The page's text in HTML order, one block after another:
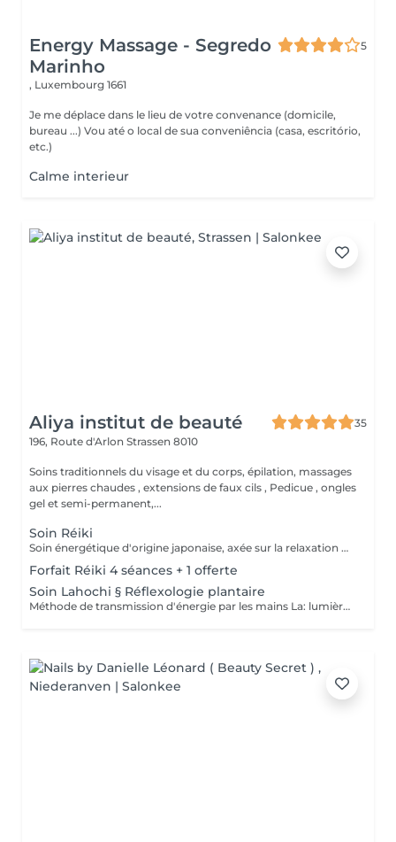
Energy Massage - Segredo
Marinho
5
, Luxembourg 1661
Je me déplace dans le lieu de votre convenance (domicile,
bureau ...) Vou até o local de sua conveniência (casa, escritório,
etc.)
Calme interieur
Aliya institut de beauté
35
196, Route d'Arlon Strassen 8010
Soins traditionnels du visage et du corps, épilation, massages
aux pierres chaudes , extensions de faux cils , Pedicue , ongles
gel et semi-permanent,...
Soin Réiki
Soin énergétique d'origine japonaise, axée sur la relaxation et l'harmonisation du corps et de l'esprit. REI: universel KI: énergie vital Le praticien pose doucement les mains sur les différentes zones , il n'y a pas de manipulation ou de pression. Effets: -Réduction du stress et de l'anxiété -Sensation de calme et de lâcher prise -Aide à apaiser le mental -favorise l'endormissement -Aide à relâcher les tensions émotionnelles le réiki est une pratique douce qui vise surtout : -la détente -l'équilibre émotionnel -le bien-être global A faire seul ou en cure de 4 séances
Forfait Réiki 4 séances + 1 offerte
Soin Lahochi § Réflexologie plantaire
Méthode de transmission d'énergie par les mains La: lumière, amour HO: mouvement de l'énergie CHI: energie vitale Effets: -Diminue le stress -Procure un calme profond et durable -Aide à harmoniser le corps et l'esprit - Energie retrouvée - Favorise le lâcher-prise -Harmonisation des Chakras Couplé à la réflexologie plantaire c'est un soin qui apporte une relaxation complète et durable alliant les bienfaits du soin énergétique et ceux de la réflexologie . A faire seul ou en cure de 4 séances "Détente absolue "